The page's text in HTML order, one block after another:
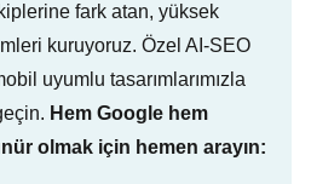
fark atan, yüksek
kuruyoruz. Özel AI-SEO
uyumlu tasarımlarımızla
Hem Google hem
olmak için hemen arayın: